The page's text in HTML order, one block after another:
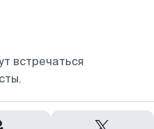
встречаться